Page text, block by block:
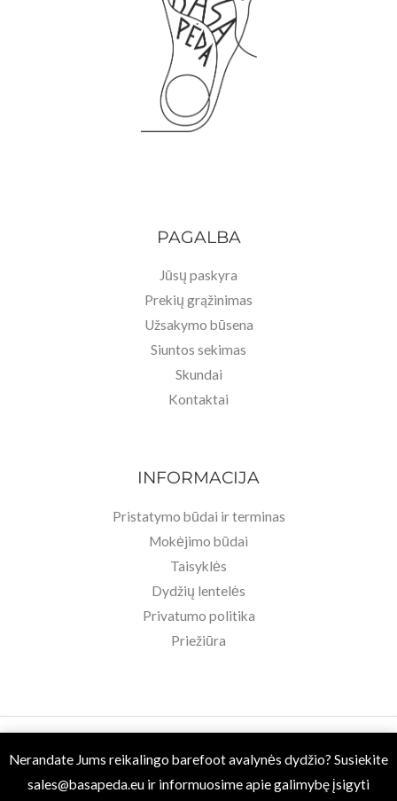
Nerandate Jums reikalingo barefoot avalynės dydžio? Susiekite
sales@basapeda.eu ir informuosime apie galimybę įsigyti
PAGALBA
Jūsų paskyra
Prekių grąžinimas
Užsakymo būsena
Siuntos sekimas
Skundai
Kontaktai
INFORMACIJA
Pristatymo būdai ir terminas
Mokėjimo būdai
Taisyklės
Dydžių lentelės
Privatumo politika
Priežiūra